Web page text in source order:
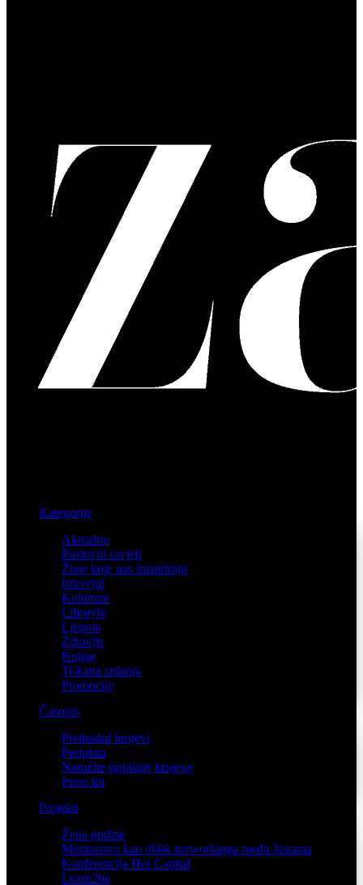
Kategorije
Aktualno
Poslovni savjeti
Žene koje nas inspiriraju
Intervjui
Kolumne
Lifestyle
Ljepota
Zdravlje
Knjige
Tiskana izdanja
Promocije
Časopis
Prethodni brojevi
Pretplata
Naručite prijašnje brojeve
Press kit
Projekti
Žena godine
Mentorstvo kao oblik networkinga među ženama
Konferencija Her Capital
Learn2be